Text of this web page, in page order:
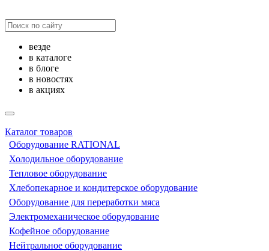
везде
в каталоге
в блоге
в новостях
в акциях
Каталог товаров
Оборудование RATIONAL
Холодильное оборудование
Тепловое оборудование
Хлебопекарное и кондитерское оборудование
Оборудование для переработки мяса
Электромеханическое оборудование
Кофейное оборудование
Нейтральное оборудование